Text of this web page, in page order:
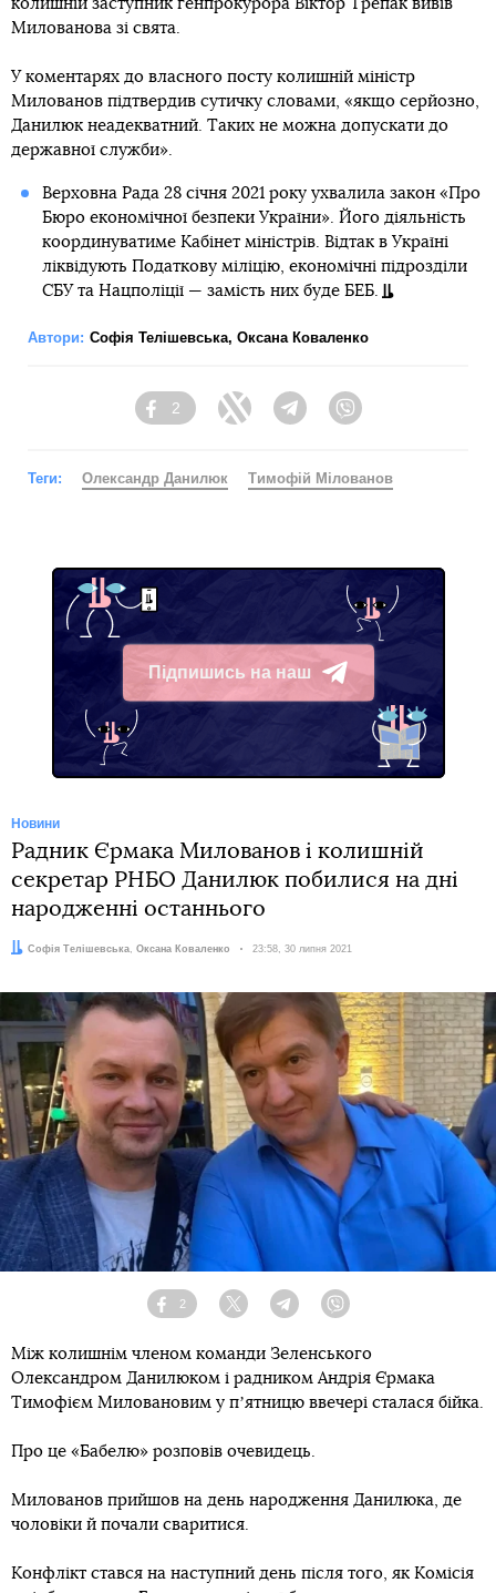
колишній заступник генпрокурора Віктор Трепак вивів
Милованова зі свята.
У коментарях до власного посту колишній міністр
Милованов підтвердив сутичку словами, «якщо серйозно,
Данилюк неадекватний. Таких не можна допускати до
державної служби».
Верховна Рада 28 січня 2021 року ухвалила закон «Про
Бюро економічної безпеки України». Його діяльність
координуватиме Кабінет міністрів. Відтак в Україні
ліквідують Податкову міліцію, економічнi підрозділи
СБУ та Нацполіції — замість них буде БЕБ.
Автори: Софія Телішевська, Оксана Коваленко
Facebook
2
Twitter TelegramViber
Теги: Олександр Данилюк Тимофій Мілованов
Підпишись на наш
Telegram
Новини
Радник Єрмака Милованов і колишній
секретар РНБО Данилюк побилися на дні
народженні останнього
Автори:
Софія Телішевська, Оксана Коваленко Дата:
23:58, 30 липня 2021
Facebook
2
Twitter TelegramViber
Між колишнім членом команди Зеленського
Олександром Данилюком і радником Андрія Єрмака
Тимофієм Миловановим у пʼятницю ввечері сталася бійка.
Про це «Бабелю» розповів очевидець.
Милованов прийшов на день народження Данилюка, де
чоловіки й почали сваритися.
Конфлікт стався на наступний день після того, як Комісія